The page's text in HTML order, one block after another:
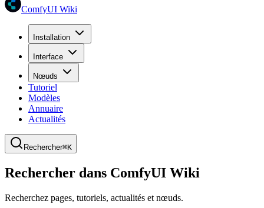
ComfyUI Wiki
Installation
Interface
Nœuds
Tutoriel
Modèles
Annuaire
Actualités
Rechercher⌘K
Rechercher dans ComfyUI Wiki
Recherchez pages, tutoriels, actualités et nœuds.